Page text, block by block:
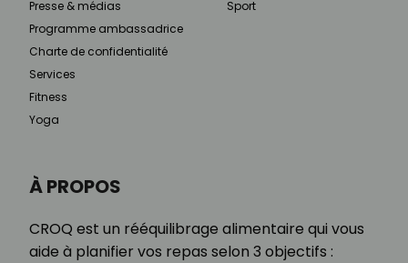
À PROPOS
CROQ est un rééquilibrage alimentaire qui vous
aide à planifier vos repas selon 3 objectifs :
Presse & médias
Programme ambassadrice
Charte de confidentialité
Services
Fitness
Yoga
Sport